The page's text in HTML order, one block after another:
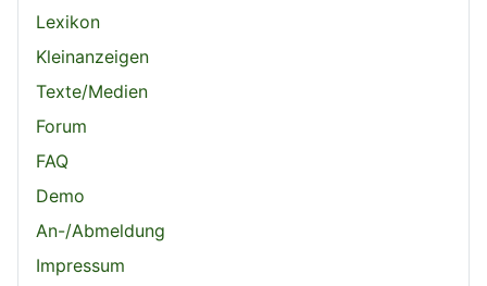
Lexikon
Kleinanzeigen
Texte/Medien
Forum
FAQ
Demo
An-/Abmeldung
Impressum